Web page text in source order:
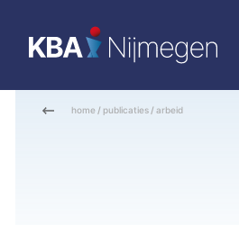
home / publicaties /arbeid